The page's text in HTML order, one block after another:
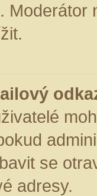
Moderátor
se
adresy.